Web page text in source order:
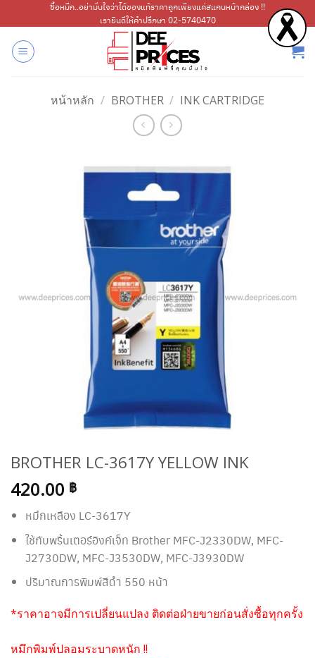
ไป
เนื้อหา
ซื้อหมึก..อย่ามั่นใจว่าได้ของแท้ราคาถูกเพียงแค่สแกนหน้ากล่อง !!
เรายินดีให้คำปรึกษา 02-5740470
หน้าหลัก / BROTHER / INK CARTRIDGE
BROTHER LC-3617Y YELLOW INK
420.00 ฿
หมึกเหลือง LC-3617Y
ใช้กับพริ้นเตอร์อิงค์เจ็ท Brother MFC-J2330DW, MFC-
J2730DW, MFC-J3530DW, MFC-J3930DW
ปริมาณการพิมพ์สีดำ 550 หน้า
*ราคาอาจมีการเปลี่ยนแปลง ติดต่อฝ่ายขายก่อนสั่งซื้อทุกครั้ง
หมึกพิมพ์ปลอมระบาดหนัก !!